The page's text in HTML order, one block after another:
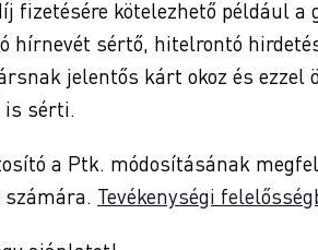
fizetésére kötelezhető például
hírnevét sértő, hitelrontó
jelentős kárt okoz és ezzel
is sérti.
a Ptk. módosításának
Tevékenységi